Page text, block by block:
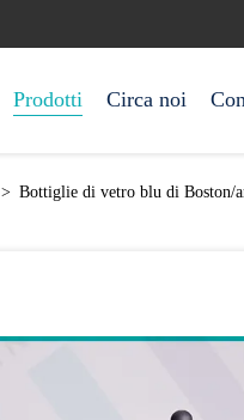
Prodotti Circa noi
> Bottiglie di vetro blu di Boston/